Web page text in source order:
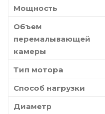
Мощность
Объем
перемалывающей
камеры
Тип мотора
Способ нагрузки
Диаметр